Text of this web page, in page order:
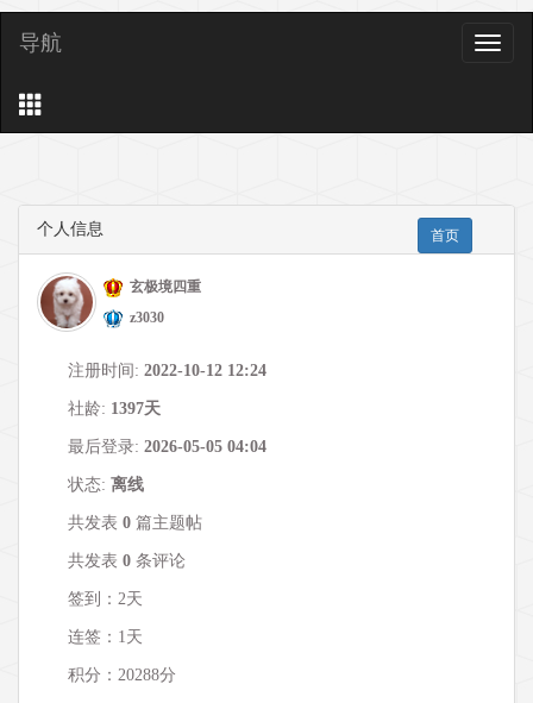
导
导航
个人信息 首页
玄极境四重
z3030
注册时间: 2022-10-12 12:24
社龄: 1397天
最后登录: 2026-05-05 04:04
状态: 离线
共发表 0 篇主题帖
共发表 0 条评论
签到：2天
连签：1天
积分：20288分